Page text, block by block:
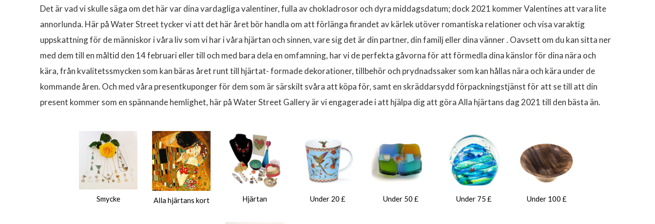
Det är vad vi skulle säga om det här var dina vardagliga valentiner, fulla av chokladrosor och dyra middagsdatum; dock 2021 kommer Valentines att vara lite
annorlunda. Här på Water Street tycker vi att det här året bör handla om att förlänga firandet av kärlek utöver romantiska relationer och visa varaktig
uppskattning för de människor i våra liv som vi har i våra hjärtan och sinnen, vare sig det är din partner, din familj eller dina vänner . Oavsett om du kan sitta ner
med dem till en måltid den 14 februari eller till och med bara dela en omfamning, har vi de perfekta gåvorna för att förmedla dina känslor för dina nära och
kära, från kvalitetssmycken som kan bäras året runt till hjärtat- formade dekorationer, tillbehör och prydnadssaker som kan hållas nära och kära under de
kommande åren. Och med våra presentkuponger för dem som är särskilt svåra att köpa för, samt en skräddarsydd förpackningstjänst för att se till att din
present kommer som en spännande hemlighet, här på Water Street Gallery är vi engagerade i att hjälpa dig att göra Alla hjärtans dag 2021 till den bästa än.
Smycke Alla hjärtans kort Hjärtan Under 20 £ Under 50 £ Under 75 £ Under 100 £